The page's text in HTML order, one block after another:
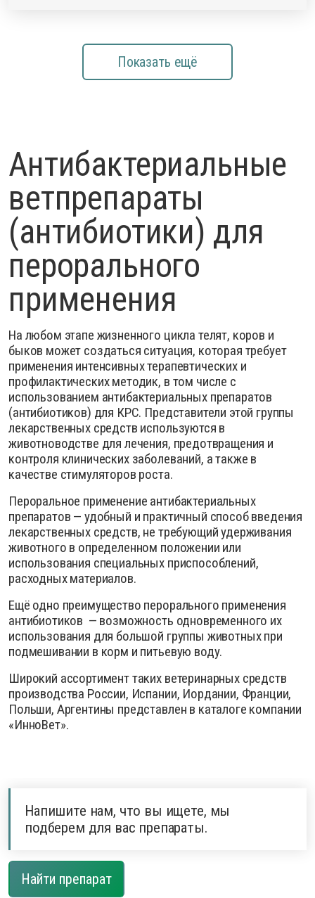
Показать ещё
Антибактериальные
ветпрепараты
(антибиотики) для
перорального
применения
На любом этапе жизненного цикла телят, коров и
быков может создаться ситуация, которая требует
применения интенсивных терапевтических и
профилактических методик, в том числе с
использованием антибактериальных препаратов
(антибиотиков) для КРС. Представители этой группы
лекарственных средств используются в
животноводстве для лечения, предотвращения и
контроля клинических заболеваний, а также в
качестве стимуляторов роста.
Пероральное применение антибактериальных
препаратов — удобный и практичный способ введения
лекарственных средств, не требующий удерживания
животного в определенном положении или
использования специальных приспособлений,
расходных материалов.
Ещё одно преимущество перорального применения
антибиотиков — возможность одновременного их
использования для большой группы животных при
подмешивании в корм и питьевую воду.
Широкий ассортимент таких ветеринарных средств
производства России, Испании, Иордании, Франции,
Польши, Аргентины представлен в каталоге компании
«ИнноВет».
Напишите нам, что вы ищете, мы
подберем для вас препараты.
Найти препарат